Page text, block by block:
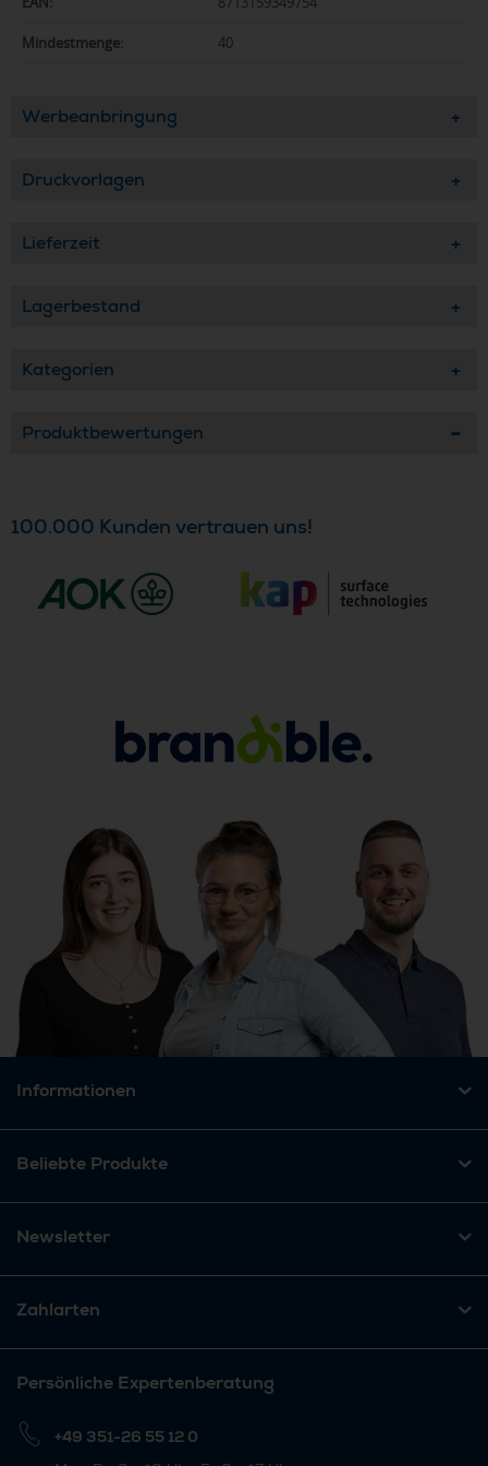
Mindestmenge: 40
Werbeanbringung
Druckvorlagen
Lieferzeit
Lagerbestand
Kategorien
Produktbewertungen
100.000 Kunden vertrauen uns!
Informationen
Beliebte Produkte
Newsletter
Zahlarten
Persönliche Expertenberatung
+49 351-26 55 12 0